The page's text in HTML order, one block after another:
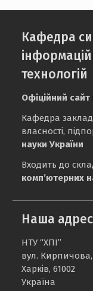
Кафедра
технологій
Офіційний
Кафедра
власності,
науки України
Входить до
комп’ютерних
Наша
НТУ “ХПІ”
вул. Кирпичова,
Харків, 61002
Україна